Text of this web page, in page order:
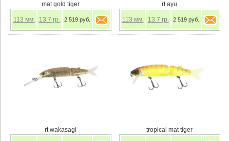
mat gold tiger
113 мм. 13.7 гр. 2 519 руб.
rt ayu
113 мм. 13.7 гр. 2 519 руб.
rt wakasagi tropical mat tiger